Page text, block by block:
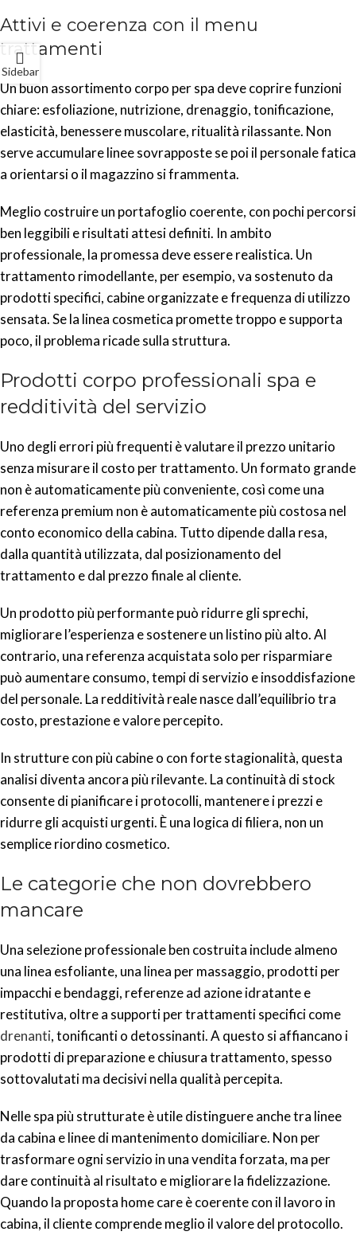
Attivi e coerenza con il menu
trattamenti
Un buon assortimento corpo per spa deve coprire funzioni
chiare: esfoliazione, nutrizione, drenaggio, tonificazione,
elasticità, benessere muscolare, ritualità rilassante. Non
serve accumulare linee sovrapposte se poi il personale fatica
a orientarsi o il magazzino si frammenta.
Meglio costruire un portafoglio coerente, con pochi percorsi
ben leggibili e risultati attesi definiti. In ambito
professionale, la promessa deve essere realistica. Un
trattamento rimodellante, per esempio, va sostenuto da
prodotti specifici, cabine organizzate e frequenza di utilizzo
sensata. Se la linea cosmetica promette troppo e supporta
poco, il problema ricade sulla struttura.
Prodotti corpo professionali spa e
redditività del servizio
Uno degli errori più frequenti è valutare il prezzo unitario
senza misurare il costo per trattamento. Un formato grande
non è automaticamente più conveniente, così come una
referenza premium non è automaticamente più costosa nel
conto economico della cabina. Tutto dipende dalla resa,
dalla quantità utilizzata, dal posizionamento del
trattamento e dal prezzo finale al cliente.
Un prodotto più performante può ridurre gli sprechi,
migliorare l’esperienza e sostenere un listino più alto. Al
contrario, una referenza acquistata solo per risparmiare
può aumentare consumo, tempi di servizio e insoddisfazione
del personale. La redditività reale nasce dall’equilibrio tra
costo, prestazione e valore percepito.
In strutture con più cabine o con forte stagionalità, questa
analisi diventa ancora più rilevante. La continuità di stock
consente di pianificare i protocolli, mantenere i prezzi e
ridurre gli acquisti urgenti. È una logica di filiera, non un
semplice riordino cosmetico.
Le categorie che non dovrebbero
mancare
Una selezione professionale ben costruita include almeno
una linea esfoliante, una linea per massaggio, prodotti per
impacchi e bendaggi, referenze ad azione idratante e
restitutiva, oltre a supporti per trattamenti specifici come
drenanti, tonificanti o detossinanti. A questo si affiancano i
prodotti di preparazione e chiusura trattamento, spesso
sottovalutati ma decisivi nella qualità percepita.
Nelle spa più strutturate è utile distinguere anche tra linee
da cabina e linee di mantenimento domiciliare. Non per
trasformare ogni servizio in una vendita forzata, ma per
dare continuità al risultato e migliorare la fidelizzazione.
Quando la proposta home care è coerente con il lavoro in
cabina, il cliente comprende meglio il valore del protocollo.
Sidebar